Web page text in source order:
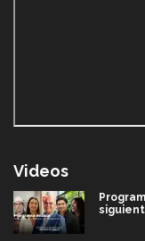
Videos